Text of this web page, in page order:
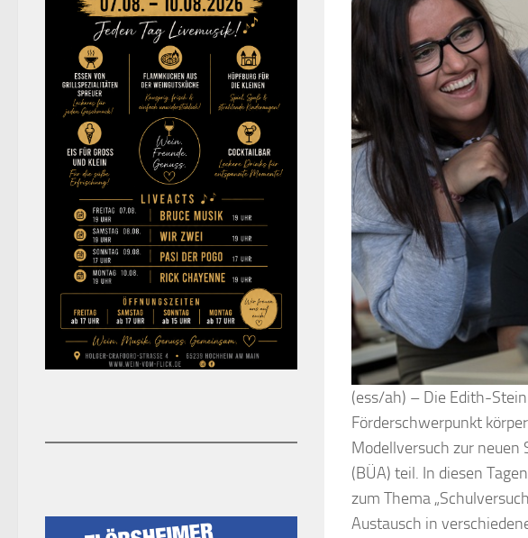
(ess/ah) – Die Edith-
Förderschwerpunkt
Modellversuch zur neuen
(BÜA) teil. In diesen
zum Thema
Austausch in